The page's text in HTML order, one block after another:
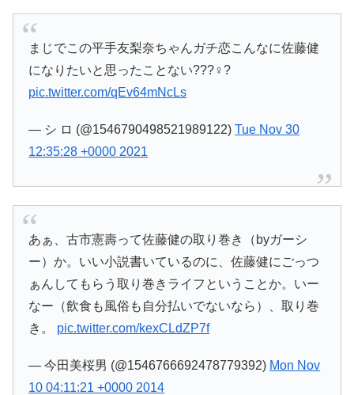
まじでこの平手友梨奈ちゃんガチ恋こんなに佐藤健
になりたいと思ったことない???♀?
pic.twitter.com/qEv64mNcLs
— シ ロ (@1546790498521989122)Tue Nov 30
12:35:28 +0000 2021
あぁ、古市憲壽って佐藤健の取り巻き（byガーシ
ー）か。いい小説書いているのに、佐藤健にごっつ
ぁんしてもらう取り巻きライフということか。いー
なー（飲食も風俗も自分払いでないなら）、取り巻
き。 pic.twitter.com/kexCLdZP7f
— 今田美桜男 (@1546766692478779392) Mon Nov
10 04:11:21 +0000 2014